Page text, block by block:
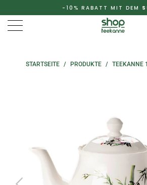
-10% RABATT MIT DEM
STARTSEITE / PRODUKTE / TEEKANNE